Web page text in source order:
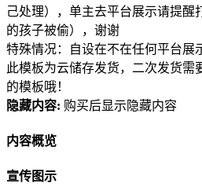
己处理），单主去平台展示请提醒
的孩子被偷），谢谢
特殊情况：自设在不在任何平台展
此模板为云储存发货，二次发货需
的模板哦！
隐藏内容: 购买后显示隐藏内容
内容概览
宣传图示